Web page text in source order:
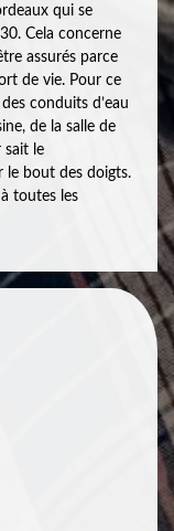
qui se
Cela concerne
assurés parce
de vie. Pour ce
conduits d’eau
de la salle de
sait le
le bout des doigts.
toutes les